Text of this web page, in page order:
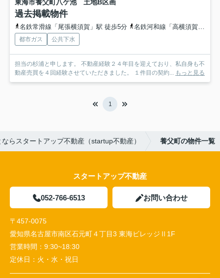
東海市養父町八ケ池 土地B区画
過去掲載物件
名鉄常滑線「尾張横須賀」駅 徒歩5分 名鉄河和線「高横須賀」駅 徒歩17分
都市ガス 公共下水
担当の杉浦と申します。 不動産経験２４年目を迎えており、私自身も不
動産売買を４回経験させていただきました。 １件目の契約... もっと見る
1
らスタートアップ不動産（startup不動産） 養父町の物件一覧
スタートアップ不動産
052-766-6513 お問い合わせ
〒457-0075
愛知県名古屋市南区石元町４丁目3 東海ビレッジⅡ1F
営業時間： 9:30~18:30
定休日： 火・水・祝日